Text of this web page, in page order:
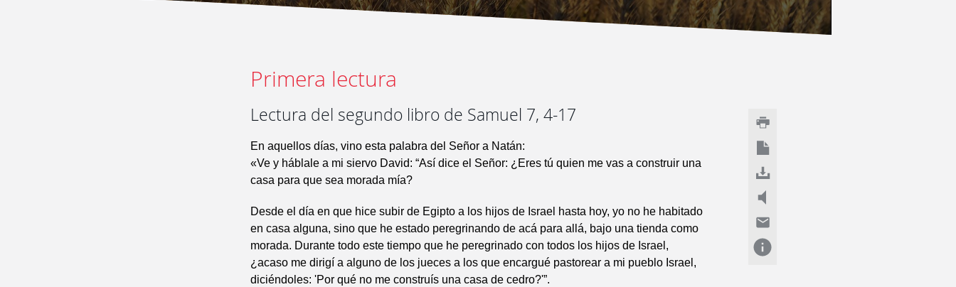
Primera lectura
Lectura del segundo libro de Samuel 7, 4-17
En aquellos días, vino esta palabra del Señor a Natán:
«Ve y háblale a mi siervo David: “Así dice el Señor: ¿Eres tú quien me vas a construir una
casa para que sea morada mía?
Desde el día en que hice subir de Egipto a los hijos de Israel hasta hoy, yo no he habitado
en casa alguna, sino que he estado peregrinando de acá para allá, bajo una tienda como
morada. Durante todo este tiempo que he peregrinado con todos los hijos de Israel,
¿acaso me dirigí a alguno de los jueces a los que encargué pastorear a mi pueblo Israel,
diciéndoles: 'Por qué no me construís una casa de cedro?'”.